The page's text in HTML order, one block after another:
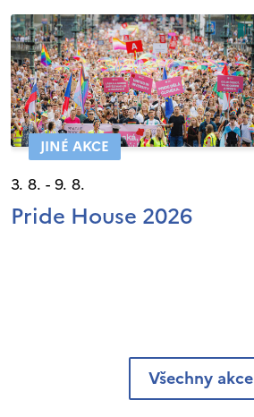
JINÉ AKCE
3. 8. - 9. 8.
Pride House 2026
Všechny akce